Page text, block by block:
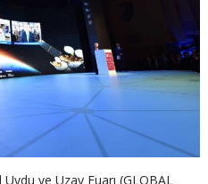
ve Uzay Fuarı (GLOBAL